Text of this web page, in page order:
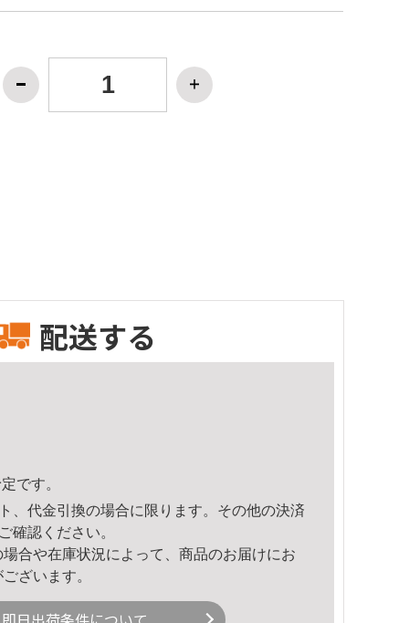
配送する
です。
、代金引換の場合に限ります。その他の決済
確認ください。
合や在庫状況によって、商品のお届けにお
ざいます。